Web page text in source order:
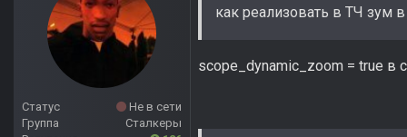
Статус
Не в сети
Группа
Сталкеры
как реализовать в ТЧ зум
scope_dynamic_zoom = true в